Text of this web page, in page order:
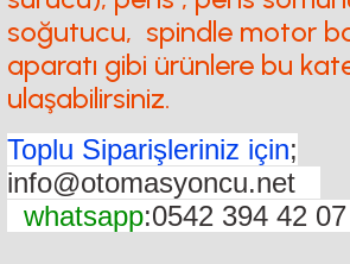
soğutucu, spindle motor
aparatı gibi ürünlere bu
ulaşabilirsiniz.
Toplu Siparişleriniz için;
info@otomasyoncu.net
whatsapp:0542 394 42 07